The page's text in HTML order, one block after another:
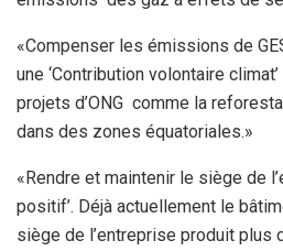
«Compenser les émissions de
une ‘Contribution volontaire
projets d’ONG comme la
dans des zones équatoriales.»
«Rendre et maintenir le siège de
positif’. Déjà actuellement le
siège de l’entreprise produit plus